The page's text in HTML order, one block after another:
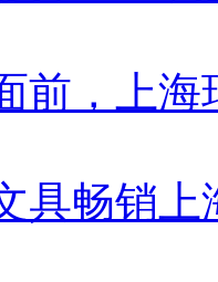
前，上海
具畅销上